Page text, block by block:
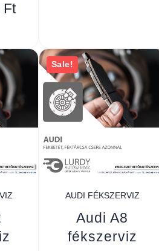
Ft
Sale!
AUDI FÉKSZERVIZ
Audi A8
fékszerviz